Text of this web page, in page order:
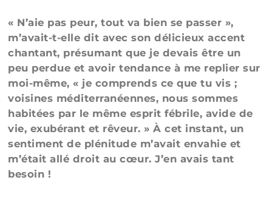
« N’aie pas peur, tout va bien se passer »,
m’avait-t-elle dit avec son délicieux accent
chantant, présumant que je devais être un
peu perdue et avoir tendance à me replier sur
moi-même, « je comprends ce que tu vis ;
voisines méditerranéennes, nous sommes
habitées par le même esprit fébrile, avide de
vie, exubérant et rêveur. » À cet instant, un
sentiment de plénitude m’avait envahie et
m’était allé droit au cœur. J’en avais tant
besoin !